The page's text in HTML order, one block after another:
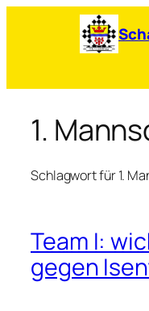
1.
Schlagwort für 1.
Team I:
gegen